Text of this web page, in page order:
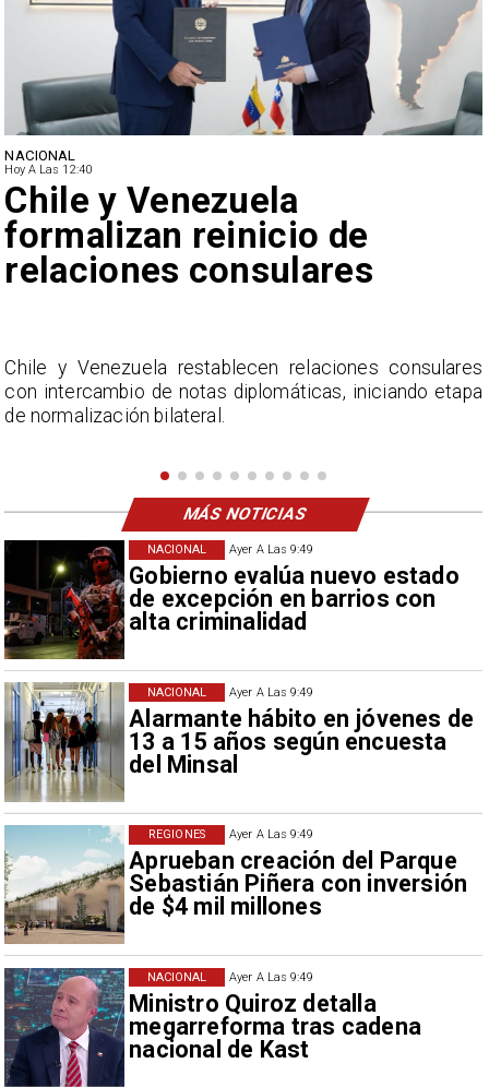
Ayer A Las 9:49
Gobierno evalúa nuevo estado
de excepción en barrios con
alta criminalidad
NACIONAL
Ayer A Las 9:49
Alarmante hábito en jóvenes de
13 a 15 años según encuesta
del Minsal
NACIONAL
Ayer A Las 9:49
Aprueban creación del Parque
Sebastián Piñera con inversión
de $4 mil millones
REGIONES
Ayer A Las 9:49
Ministro Quiroz detalla
megarreforma tras cadena
nacional de Kast
NACIONAL
NACIONAL
Hoy A Las 12:40
Feriantes rechazan dichos
de Camila Flores sobre
Fabiola Campillai
La Confederación Nacional de Ferias Libres (ASOF)
considera inaceptable que se refieran a Fabiola
Campillai como 'señora de feria', expresión utilizada
MÁS NOTICIAS